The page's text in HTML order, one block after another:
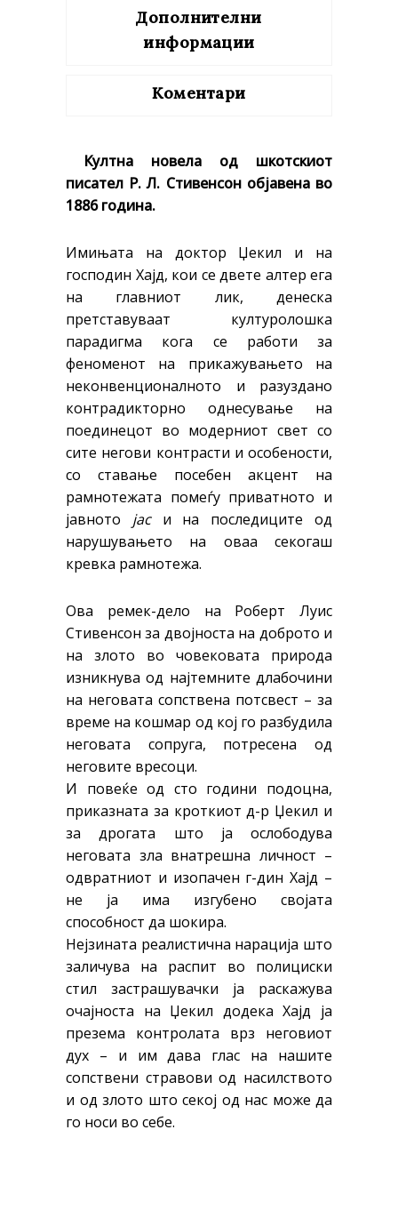
Дополнителни
информации
Коментари
Култна новела од шкотскиот
писател Р. Л. Стивенсон објавена во
1886 година.
Имињата на доктор Џекил и на
господин Хајд, кои се двете алтер ега
на главниот лик, денеска
претставуваат културолошка
парадигма кога се работи за
феноменот на прикажувањето на
неконвенционалното и разуздано
контрадикторно однесување на
поединецот во модерниот свет со
сите негови контрасти и особености,
со ставање посебен акцент на
рамнотежата помеѓу приватното и
јавното јаси на последиците од
нарушувањето на оваа секогаш
кревка рамнотежа.
Ова ремек-дело на Роберт Луис
Стивенсон за двојноста на доброто и
на злото во човековата природа
изникнува од најтемните длабочини
на неговата сопствена потсвест – за
време на кошмар од кој го разбудила
неговата сопруга, потресена од
неговите вресоци.
И повеќе од сто години подоцна,
приказната за кроткиот д-р Џекил и
за дрогата што ја ослободува
неговата зла внатрешна личност –
одвратниот и изопачен г-дин Хајд –
не ја има изгубено својата
способност да шокира.
Нејзината реалистична нарација што
заличува на распит во полициски
стил застрашувачки ја раскажува
очајноста на Џекил додека Хајд ја
презема контролата врз неговиот
дух – и им дава глас на нашите
сопствени стравови од насилството
и од злото што секој од нас може да
го носи во себе.